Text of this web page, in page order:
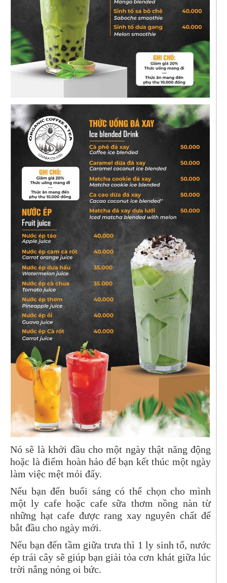
Nó sẽ là khởi đầu cho một ngày thật năng động
hoặc là điểm hoàn hảo để bạn kết thúc một ngày
làm việc mệt mỏi đấy.
Nếu bạn đến buổi sáng có thể chọn cho mình
một ly cafe hoặc cafe sữa thơm nồng nàn từ
những hạt cafe được rang xay nguyên chất để
bắt đầu cho ngày mới.
Nếu bạn đến tầm giữa trưa thì 1 ly sinh tố, nước
ép trái cây sẽ giúp bạn giải tỏa cơn khát giữa lúc
trời nắng nóng oi bức.